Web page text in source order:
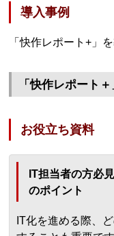
導入事例
「快作レポート+」
「快作レポート
お役立ち資料
IT担当者の方必
のポイント
IT化を進める際、